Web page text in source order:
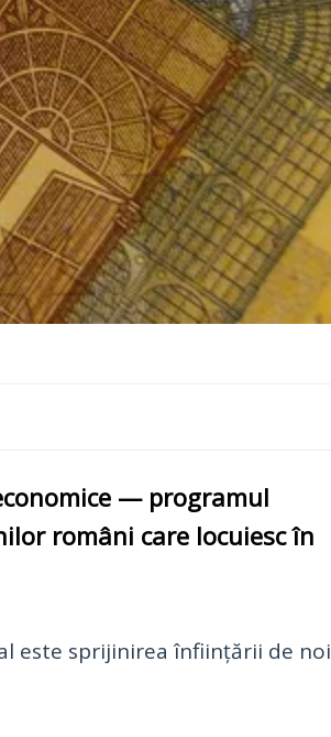
— programul
români care locuiesc în
este sprijinirea înființării de noi